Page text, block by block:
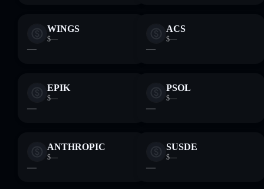
WINGS
$—
—
ACS
$—
—
EPIK
$—
—
PSOL
$—
—
ANTHROPIC
$—
—
SUSDE
$—
—